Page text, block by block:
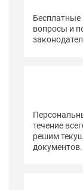
Бесплатные
вопросы и
течение
решим
документов.